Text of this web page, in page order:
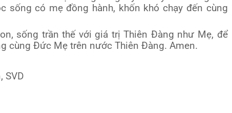
sống có mẹ đồng hành, khốn khó chạy đến cùng
sống trần thế với giá trị Thiên Đàng như Mẹ, để
cùng Đức Mẹ trên nước Thiên Đàng. Amen.
SVD